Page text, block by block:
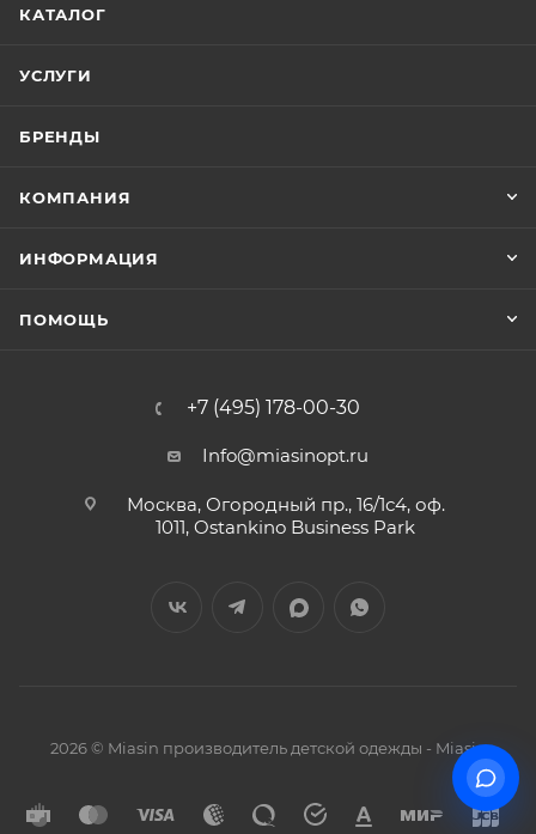
КАТАЛОГ
УСЛУГИ
БРЕНДЫ
КОМПАНИЯ
ИНФОРМАЦИЯ
ПОМОЩЬ
+7 (495) 178-00-30
Info@miasinopt.ru
Москва, Огородный пр., 16/1с4, оф.
1011, Ostankino Business Park
2026 © Miasin производитель детской одежды - Miasin